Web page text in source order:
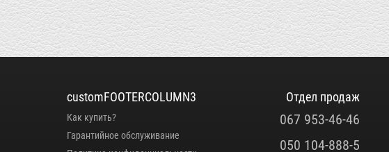
customFOOTERCOLUMN3
Как купить?
Гарантийное обслуживание
Отдел продаж
067 953-46-46
050 104-888-5